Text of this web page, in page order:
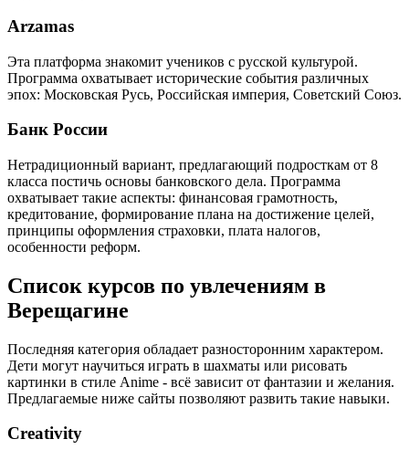
Arzamas
Эта платформа знакомит учеников с русской культурой.
Программа охватывает исторические события различных
эпох: Московская Русь, Российская империя, Советский Союз.
Банк России
Нетрадиционный вариант, предлагающий подросткам от 8
класса постичь основы банковского дела. Программа
охватывает такие аспекты: финансовая грамотность,
кредитование, формирование плана на достижение целей,
принципы оформления страховки, плата налогов,
особенности реформ.
Список курсов по увлечениям в
Верещагине
Последняя категория обладает разносторонним характером.
Дети могут научиться играть в шахматы или рисовать
картинки в стиле Anime - всё зависит от фантазии и желания.
Предлагаемые ниже сайты позволяют развить такие навыки.
Creativity